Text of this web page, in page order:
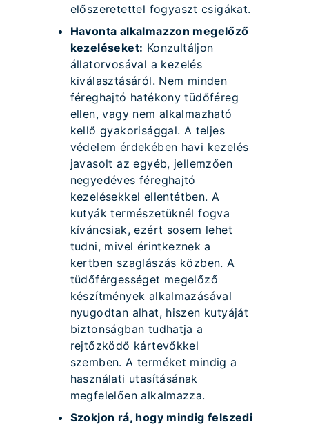
előszeretettel fogyaszt csigákat.
Havonta alkalmazzon megelőző
kezeléseket: Konzultáljon
állatorvosával a kezelés
kiválasztásáról. Nem minden
féreghajtó hatékony tüdőféreg
ellen, vagy nem alkalmazható
kellő gyakorisággal. A teljes
védelem érdekében havi kezelés
javasolt az egyéb, jellemzően
negyedéves féreghajtó
kezelésekkel ellentétben. A
kutyák természetüknél fogva
kíváncsiak, ezért sosem lehet
tudni, mivel érintkeznek a
kertben szaglászás közben. A
tüdőférgességet megelőző
készítmények alkalmazásával
nyugodtan alhat, hiszen kutyáját
biztonságban tudhatja a
rejtőzködő kártevőkkel
szemben. A terméket mindig a
használati utasításának
megfelelően alkalmazza.
Szokjon rá, hogy mindig felszedi